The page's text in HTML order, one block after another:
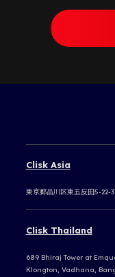
Clisk Asia
東京都品川区東五反田5-22-
Clisk Thailand
689 Bhiraj Tower at
Klongton, Vadhana,